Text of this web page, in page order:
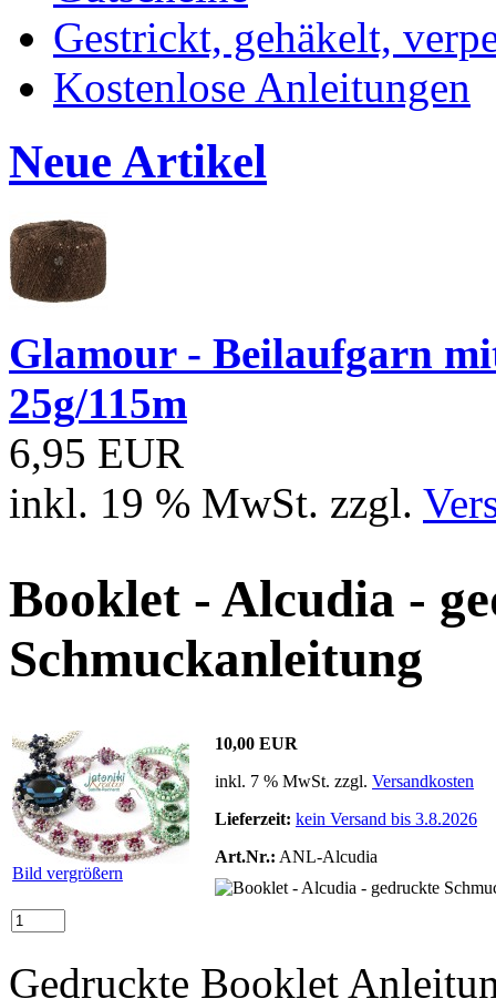
Gestrickt, gehäkelt,
Kostenlose Anleitungen
Neue Artikel
Glamour - Beilaufgarn
25g/115m
6,95 EUR
inkl. 19 % MwSt. zzgl.
Booklet - Alcudia -
Schmuckanleitung
Bild vergrößern
10,00 EUR
inkl. 7 % MwSt. zzgl. Versandkosten
Lieferzeit: kein Versand bis 3.8.2026
Art.Nr.: ANL-Alcudia
Gedruckte Booklet